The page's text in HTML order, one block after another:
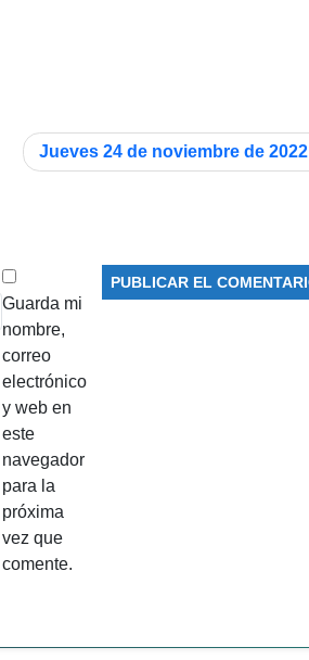
Jueves 24 de noviembre de 2022
Guarda mi
nombre,
correo
electrónico
y web en
este
navegador
para la
próxima
vez que
comente.